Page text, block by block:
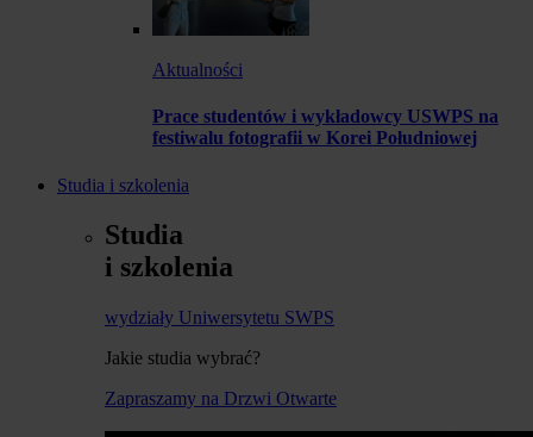
Aktualności
Prace studentów i wykładowcy USWPS na
festiwalu fotografii w Korei Południowej
Studia i szkolenia
Studia
i szkolenia
wydziały Uniwersytetu SWPS
Jakie studia wybrać?
Zapraszamy na Drzwi Otwarte